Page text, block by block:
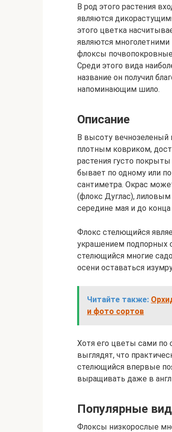
В род этого растения
являются
этого цветка
являются многолетними
флоксы
Среди этого вида
название он получил
напоминающим шило.
Описание
В высоту
плотным ковриком,
растения густо
бывает по одному или
сантиметра. Окрас
(флокс Дуглас), лиловым
середине мая и до
Флокс стелющийся
украшением подпорных
стелющийся многие
осени оставаться
Читайте также:
и фото сортов
Хотя его цветы сами по
выглядят, что
стелющийся впервые
выращивать даже в
Популярные
Флоксы низкорослые